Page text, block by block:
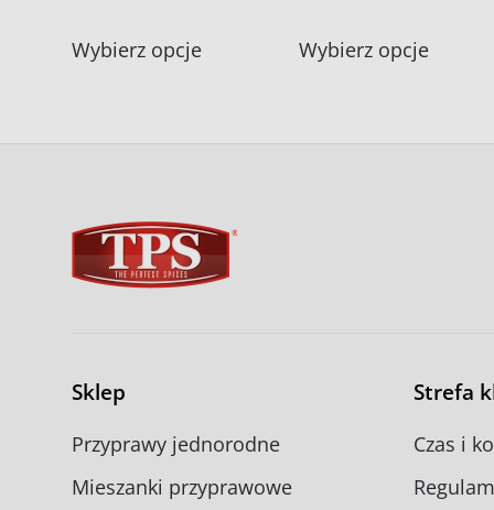
Wybierz opcjeprodukt
można
wybrać
na
Wybierz opcjeprodukt
Sklep
Przyprawy jednorodne
Mieszanki przyprawowe
Strefa
Czas i